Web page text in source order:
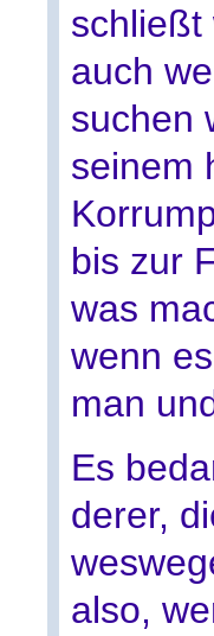
schließt
auch
suchen
seinem
bis zur
was
wenn
man
Es
derer,
also,